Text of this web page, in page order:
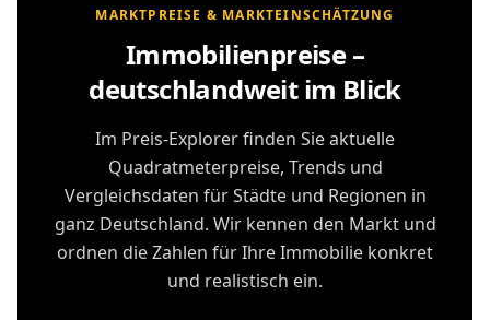
MARKTPREISE & MARKTEINSCHÄTZUNG
Immobilienpreise –
deutschlandweit im Blick
Im Preis-Explorer finden Sie aktuelle
Quadratmeterpreise, Trends und
Vergleichsdaten für Städte und Regionen in
ganz Deutschland. Wir kennen den Markt und
ordnen die Zahlen für Ihre Immobilie konkret
und realistisch ein.